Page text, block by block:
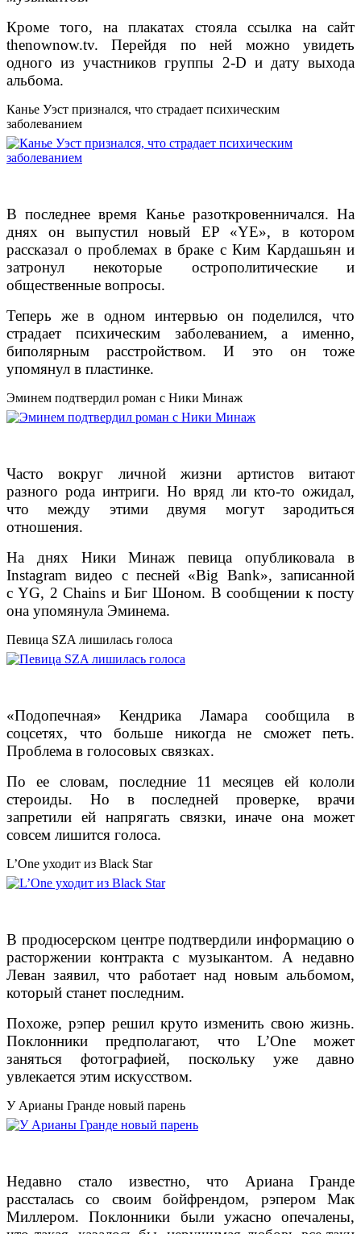
Кроме того, на плакатах стояла ссылка на сайт
thenownow.tv. Перейдя по ней можно увидеть
одного из участников группы 2-D и дату выхода
альбома.
Канье Уэст признался, что страдает психическим
заболеванием
В последнее время Канье разоткровенничался. На
днях он выпустил новый EP «YE», в котором
рассказал о проблемах в браке с Ким Кардашьян и
затронул некоторые острополитические и
общественные вопросы.
Теперь же в одном интервью он поделился, что
страдает психическим заболеванием, а именно,
биполярным расстройством. И это он тоже
упомянул в пластинке.
Эминем подтвердил роман с Ники Минаж
Часто вокруг личной жизни артистов витают
разного рода интриги. Но вряд ли кто-то ожидал,
что между этими двумя могут зародиться
отношения.
На днях Ники Минаж певица опубликовала в
Instagram видео с песней «Big Bank», записанной
с YG, 2 Chains и Биг Шоном. В сообщении к посту
она упомянула Эминема.
Певица SZA лишилась голоса
«Подопечная» Кендрика Ламара сообщила в
соцсетях, что больше никогда не сможет петь.
Проблема в голосовых связках.
По ее словам, последние 11 месяцев ей кололи
стероиды. Но в последней проверке, врачи
запретили ей напрягать связки, иначе она может
совсем лишится голоса.
L’One уходит из Black Star
В продюсерском центре подтвердили информацию о
расторжении контракта с музыкантом. А недавно
Леван заявил, что работает над новым альбомом,
который станет последним.
Похоже, рэпер решил круто изменить свою жизнь.
Поклонники предполагают, что L’One может
заняться фотографией, поскольку уже давно
увлекается этим искусством.
У Арианы Гранде новый парень
Недавно стало известно, что Ариана Гранде
рассталась со своим бойфрендом, рэпером Мак
Миллером. Поклонники были ужасно опечалены,